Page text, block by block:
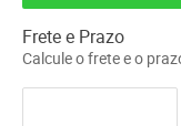
Frete e Prazo
Calcule o frete e o